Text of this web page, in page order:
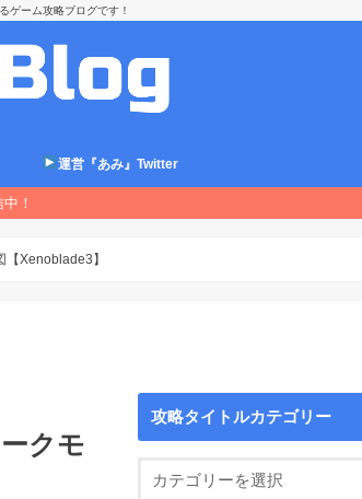
ゲーム攻略ブログです！
運営『あみ』Twitter
！
【Xenoblade3】
クモ
攻略タイトルカテゴリー